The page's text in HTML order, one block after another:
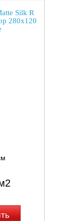
Silk R
280x120